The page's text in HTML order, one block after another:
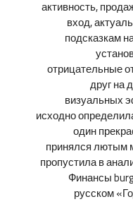
активность,
вход,
подсказкам
отрицательные
друг на
визуальных
исходно
один
принялся лютым
пропустила в
Финансы
русском